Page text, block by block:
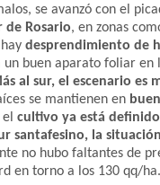
se avanzó con el
de Rosario, en zonas
desprendimiento de
un buen aparato foliar
al sur, el escenario es
se mantienen en
cultivo ya está definido
santafesino, la
no hubo faltantes de
en torno a los 130 qq/ha.